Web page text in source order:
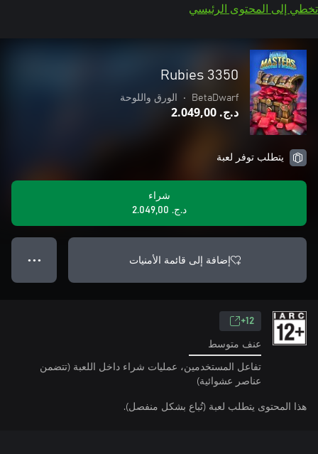
تخطي إلى المحتوى الرئيسي
3350 Rubies
BetaDwarf
• الورق واللوحة
د.ج.‏ 2.049,00
يتطلب توفر لعبة
شراء
د.ج.‏ 2.049,00
إضافة إلى قائمة الأمنيات ● ● ●
12+
عنف متوسط
تفاعل المستخدمين، عمليات شراء داخل اللعبة (تتضمن
عناصر عشوائية)
هذا المحتوى يتطلب لعبة (تُباع بشكل منفصل).